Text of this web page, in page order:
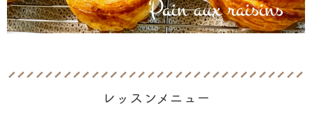
レッスンメニュー